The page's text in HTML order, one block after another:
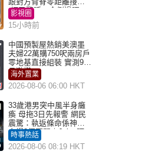
網民驚呼：企側邊唔
得？
影視圈
15小時前
中國預製屋熱銷美澳墨
夫婦22萬購750呎兩房戶
零地基直接組裝 實測9個
月激讚
海外置業
2026-08-06 06:00 HKT
33歲港男突中風半身癱
瘓 母拖3日先報警 網民
震驚：執返條命係神蹟
自爆2個惡習｜Juicy叮
時事熱話
2026-08-06 08:19 HKT